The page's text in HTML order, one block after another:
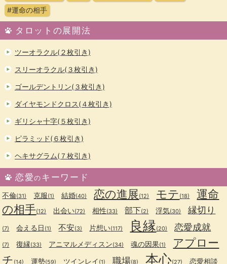
#運命の相手
タロットの展開法
ツーオラクル(２枚引き)
スリーオラクル(３枚引き)
ゴールデントリン(３枚引き)
ダイヤモンドクロス(４枚引き)
ギリシャ十字(５枚引き)
ピラミッド(６枚引き)
ヘキサグラム(７枚引き)
恋愛のキーワード
不倫(31) 克服(1) 結婚(40) 恋の進展(12) モテ (18)
運命
の相手(12) 出会い(72) 相性(33) 部下(2) 浮気(30) 縁切り
(7) 会える日 (1) 不安(3) 片想い(117) 良縁(20) 恋愛成就
(7) 復縁(33) アニマルメディスン(34) 魂の因果(1)
アプロー
チ (14) 運勢(59) ツインレイ (1) 職場(8) 本心(27) 恋愛相談